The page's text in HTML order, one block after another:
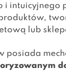
intuicyjnego
lub
posiada